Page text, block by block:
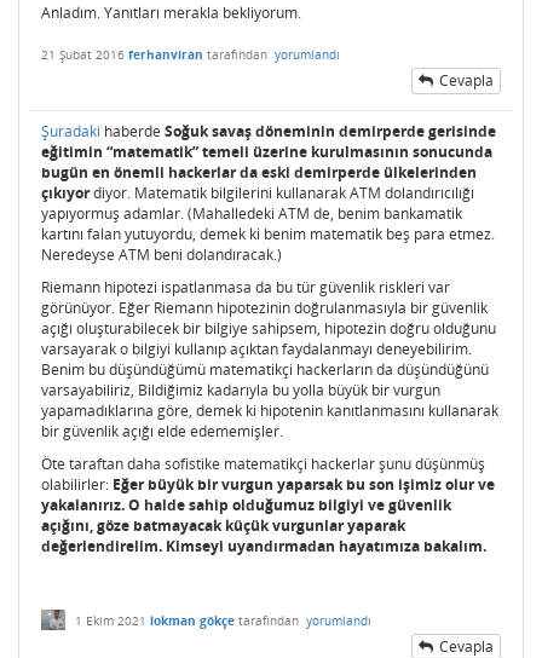
Anladım. Yanıtları merakla bekliyorum.
21 Şubat 2016 ferhanviran tarafından yorumlandı
Cevapla
Şuradaki haberde Soğuk savaş döneminin demirperde gerisinde
eğitimin “matematik” temeli üzerine kurulmasının sonucunda
bugün en önemli hackerlar da eski demirperde ülkelerinden
çıkıyordiyor. Matematik bilgilerini kullanarak ATM dolandırıcılığı
yapıyormuş adamlar. (Mahalledeki ATM de, benim bankamatik
kartını falan yutuyordu, demek ki benim matematik beş para etmez.
Neredeyse ATM beni dolandıracak.)
Riemann hipotezi ispatlanmasa da bu tür güvenlik riskleri var
görünüyor. Eğer Riemann hipotezinin doğrulanmasıyla bir güvenlik
açığı oluşturabilecek bir bilgiye sahipsem, hipotezin doğru olduğunu
varsayarak o bilgiyi kullanıp açıktan faydalanmayı deneyebilirim.
Benim bu düşündüğümü matematikçi hackerların da düşündüğünü
varsayabiliriz, Bildiğimiz kadarıyla bu yolla büyük bir vurgun
yapamadıklarına göre, demek ki hipotenin kanıtlanmasını kullanarak
bir güvenlik açığı elde edememişler.
Öte taraftan daha sofistike matematikçi hackerlar şunu düşünmüş
olabilirler: Eğer büyük bir vurgun yaparsak bu son işimiz olur ve
yakalanırız. O halde sahip olduğumuz bilgiyi ve güvenlik
açığını, göze batmayacak küçük vurgunlar yaparak
değerlendirelim. Kimseyi uyandırmadan hayatımıza bakalım.
1 Ekim 2021 lokman gökçe tarafından yorumlandı
Cevapla